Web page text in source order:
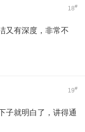
18#
又有深度，非常不
19#
子就明白了，讲得通